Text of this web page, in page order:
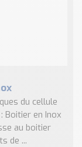
du cellule
Boitier en Inox
au boitier
de ...